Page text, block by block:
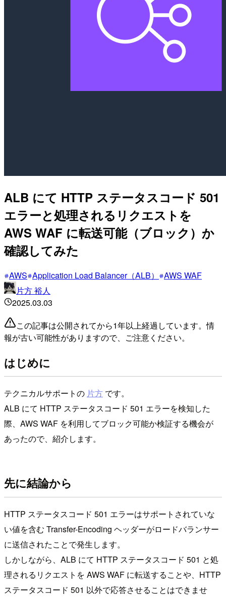
ALB にて HTTP ステータスコード 501
エラーと処理されるリクエストを
AWS WAF に転送可能（ブロック）か
確認してみた
AWS Application Load Balancer（ALB）
AWS WAF
片方 裕人
2025.03.03
この記事は公開されてから1年以上経過しています。情
報が古い可能性がありますので、ご注意ください。
はじめに
テクニカルサポートの 片方 です。
ALB にて HTTP ステータスコード 501 エラーを検知した
際、AWS WAF を利用してブロック可能か検証する機会が
あったので、紹介します。
先に結論から
HTTP ステータスコード 501 エラーはサポートされていな
い値を含む Transfer-Encoding ヘッダーがロードバランサー
に送信されたことで発生します。
しかしながら、ALB にて HTTP ステータスコード 501 と処
理されるリクエストを AWS WAF に転送することや、HTTP
ステータスコード 501 以外で応答させることはできませ